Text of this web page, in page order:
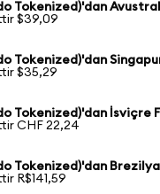
Tokenized)'dan
$39,09
Tokenized)'dan
$35,29
Tokenized)'dan İsviçre
CHF 22,24
Tokenized)'dan
R$141,59